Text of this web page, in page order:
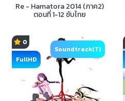
Re - Hamatora 2014 (ภาค2)
ตอนที่ 1-12 ซับไทย
0
FullHD
Soundtrack(T)